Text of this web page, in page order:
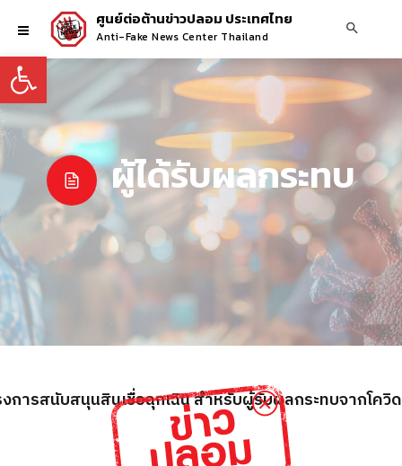
Open toolbar
ศูนย์ต่อต้านข่าวปลอม ประเทศไทย
Anti-Fake News Center Thailand
ผู้ได้รับผลกระทบ
การสนับสนุนสินเชื่อฉุกเฉิน สำหรับผู้รับผลกระทบจากโค